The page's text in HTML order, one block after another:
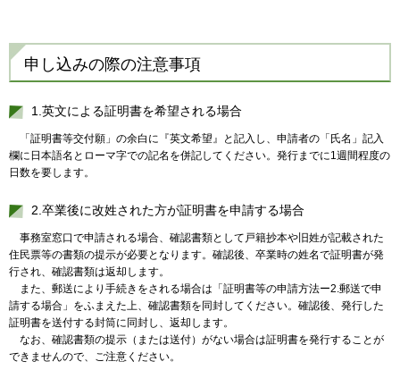
申し込みの際の注意事項
1.英文による証明書を希望される場合
「証明書等交付願」の余白に『英文希望』と記入し、申請者の「氏名」記入
欄に日本語名とローマ字での記名を併記してください。発行までに1週間程度の
日数を要します。
2.卒業後に改姓された方が証明書を申請する場合
事務室窓口で申請される場合、確認書類として戸籍抄本や旧姓が記載された
住民票等の書類の提示が必要となります。確認後、卒業時の姓名で証明書が発
行され、確認書類は返却します。
また、郵送により手続きをされる場合は「証明書等の申請方法ー2.郵送で申
請する場合」をふまえた上、確認書類を同封してください。確認後、発行した
証明書を送付する封筒に同封し、返却します。
なお、確認書類の提示（または送付）がない場合は証明書を発行することが
できませんので、ご注意ください。